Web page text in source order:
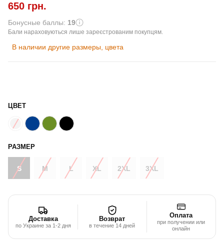
650 грн.
Бонусные баллы: 19
Бали нараховуються лише зареєстрованим покупцям.
В наличии другие размеры, цвета
ЦВЕТ
РАЗМЕР
S M L XL 2XL 3XL
Доставка
по Украине за 1-2 дня
Возврат
в течение 14 дней
Оплата
при получении или
онлайн